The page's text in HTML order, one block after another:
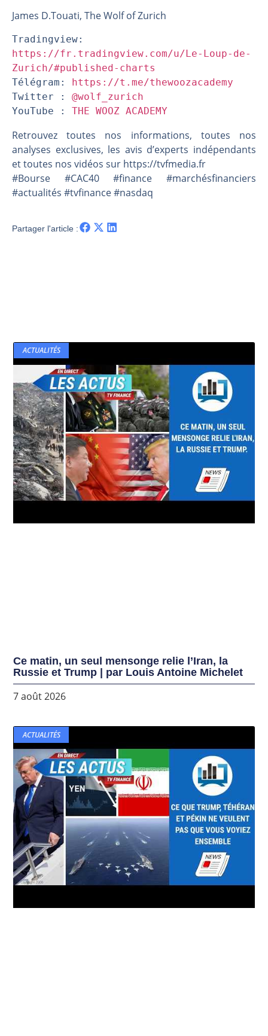
James D.Touati, The Wolf of Zurich
https://fr.tradingview.com/u/Le-Loup-de-
Zurich/#published-charts
Télégram: https://t.me/thewoozacademy
Twitter : @wolf_zurich
YouTube : THE WOOZ ACADEMY
Retrouvez toutes nos informations, toutes nos
analyses exclusives, les avis d’experts indépendants
et toutes nos vidéos sur https://tvfmedia.fr
#Bourse #CAC40 #finance #marchésfinanciers
#actualités #tvfinance #nasdaq
Partager l'article :
ACTUALITÉS
Ce matin, un seul mensonge relie l’Iran, la
Russie et Trump | par Louis Antoine Michelet
7 août 2026
ACTUALITÉS